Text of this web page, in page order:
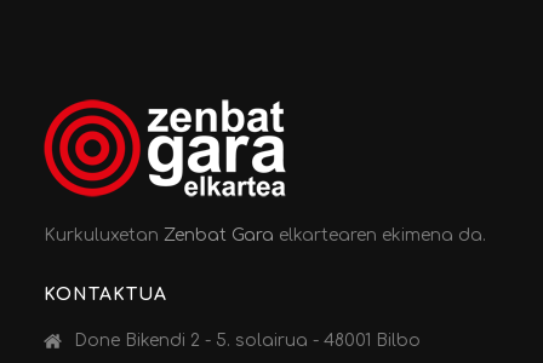
KurkuluxetanZenbat Gara elkartearen ekimena da.
KONTAKTUA
Done Bikendi 2 - 5. solairua - 48001 Bilbo